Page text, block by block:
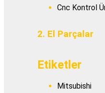
Cnc Kontrol
2. El Parçalar
Etiketler
Mitsubishi